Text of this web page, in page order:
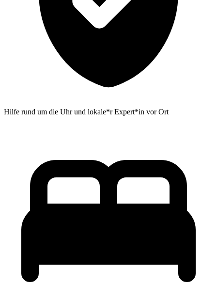
Hilfe rund um die Uhr und lokale*r Expert*in vor Ort